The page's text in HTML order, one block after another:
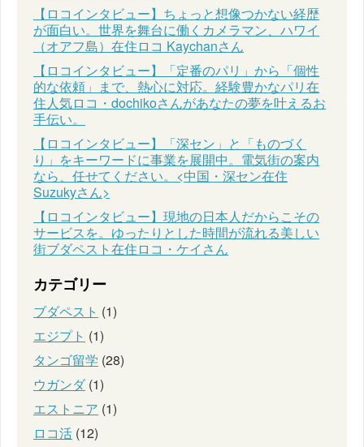
【ロコインタビュー】ちょっと想像つかない経歴
が面白い。世界を舞台に働くカメラマン、ハワイ
（オアフ島）在住ロコ Kaychanさん
【ロコインタビュー】「定番のパリ」から「個性
的な依頼」まで、熱心に対応。経験豊かなパリ在
住人気ロコ・dochikoさんがあなたの夢を叶えるお
手伝い。
【ロコインタビュー】「深セン」と「ものづく
り」をキーワードに事業を展開中。電気街の案内
なら、任せてください。<中国・深セン在住
Suzukyさん>
【ロコインタビュー】現地の日本人だからこその
サービスを。ゆったりとした時間が流れる美しい
街ブダペスト在住ロコ・ケイさん
カテゴリー
ブダペスト (1)
エジプト (1)
タンゴ留学 (28)
ウガンダ(1)
エストニア (1)
ロコ活 (12)